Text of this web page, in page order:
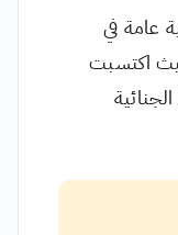
عامة في
حيث اكتسبت